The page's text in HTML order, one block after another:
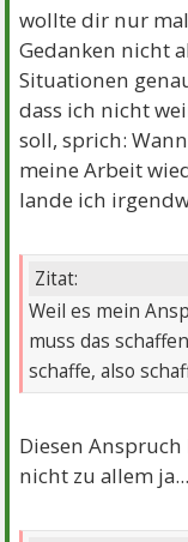
wollte dir nur
Gedanken nicht
Situationen
dass ich nicht
soll, sprich:
meine Arbeit
lande ich
Zitat:
Weil es mein
muss das
schaffe, also
Diesen
nicht zu allem